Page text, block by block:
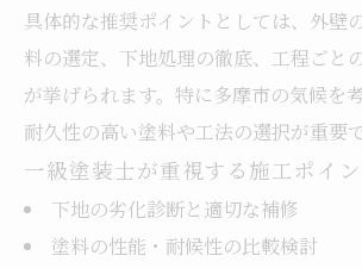
具体的な推奨ポイントとしては、外壁
料の選定、下地処理の徹底、工程ごと
が挙げられます。特に多摩市の気候を
耐久性の高い塗料や工法の選択が重要で
一級塗装士が重視する施工ポイン
下地の劣化診断と適切な補修
塗料の性能・耐候性の比較検討